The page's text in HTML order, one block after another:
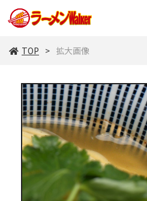
TOP 拡大画像